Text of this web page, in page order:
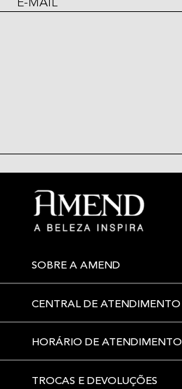
E-MAIL
SOBRE A AMEND
CENTRAL DE ATENDIMENTO
HORÁRIO DE ATENDIMENTO
TROCAS E DEVOLUÇÕES